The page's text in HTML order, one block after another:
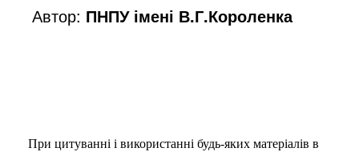
Автор: ПНПУ імені В.Г.Короленка
При цитуванні і використанні будь-яких матеріалів в